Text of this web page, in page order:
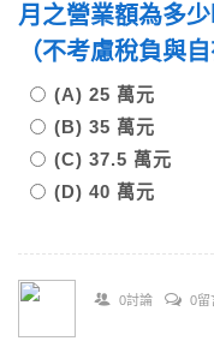
月之營業額為多
（不考慮稅負與
(A) 25 萬元
(B) 35 萬元
(C) 37.5 萬元
(D) 40 萬元
0討論 0留